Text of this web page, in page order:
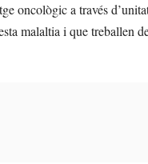
oncològic a través
malaltia i que treballen